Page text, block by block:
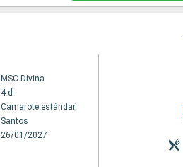
MSC Divina
4 d
Camarote estándar
Santos
26/01/2027